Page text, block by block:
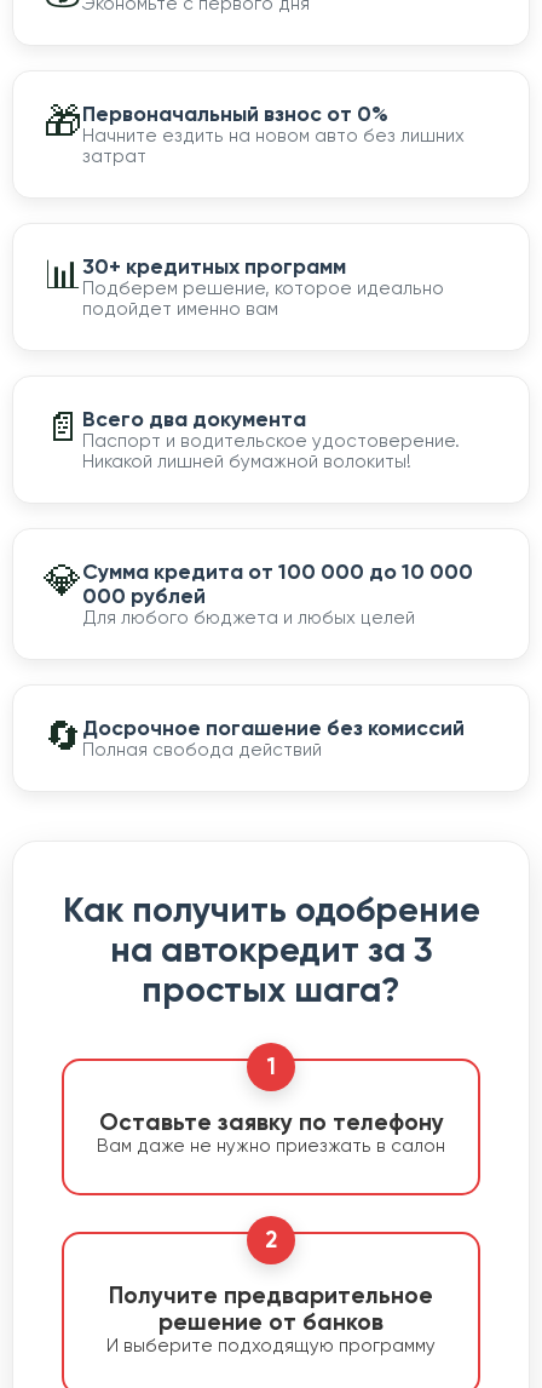
🎁Первоначальный взнос от 0%
Начните ездить на новом авто без лишних
затрат
📊30+ кредитных программ
Подберем решение, которое идеально
подойдет именно вам
📄 Всего два документа
Паспорт и водительское удостоверение.
Никакой лишней бумажной волокиты!
💎Сумма кредита от 100 000 до 10 000
000 рублей
Для любого бюджета и любых целей
🔄 Досрочное погашение без комиссий
Полная свобода действий
Как получить одобрение
на автокредит за 3
простых шага?
1
Оставьте заявку по телефону
Вам даже не нужно приезжать в салон
2
Получите предварительное
решение от банков
И выберите подходящую программу